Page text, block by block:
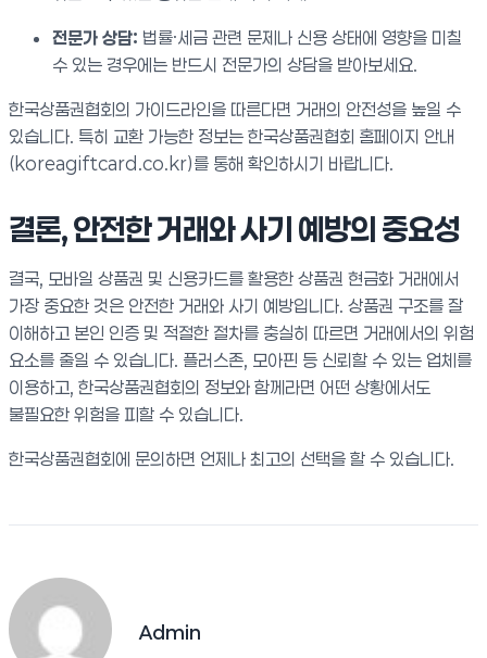
전문가 상담: 법률·세금 관련 문제나 신용 상태에 영향을 미칠
수 있는 경우에는 반드시 전문가의 상담을 받아보세요.
한국상품권협회의 가이드라인을 따른다면 거래의 안전성을 높일 수
있습니다. 특히 교환 가능한 정보는 한국상품권협회 홈페이지 안내
(koreagiftcard.co.kr)를 통해 확인하시기 바랍니다.
결론, 안전한 거래와 사기 예방의 중요성
결국, 모바일 상품권 및 신용카드를 활용한 상품권 현금화 거래에서
가장 중요한 것은 안전한 거래와 사기 예방입니다. 상품권 구조를 잘
이해하고 본인 인증 및 적절한 절차를 충실히 따르면 거래에서의 위험
요소를 줄일 수 있습니다. 플러스존, 모아핀 등 신뢰할 수 있는 업체를
이용하고, 한국상품권협회의 정보와 함께라면 어떤 상황에서도
불필요한 위험을 피할 수 있습니다.
한국상품권협회에 문의하면 언제나 최고의 선택을 할 수 있습니다.
Admin